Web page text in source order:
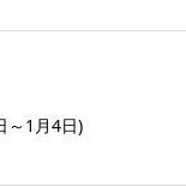
～1月4日)